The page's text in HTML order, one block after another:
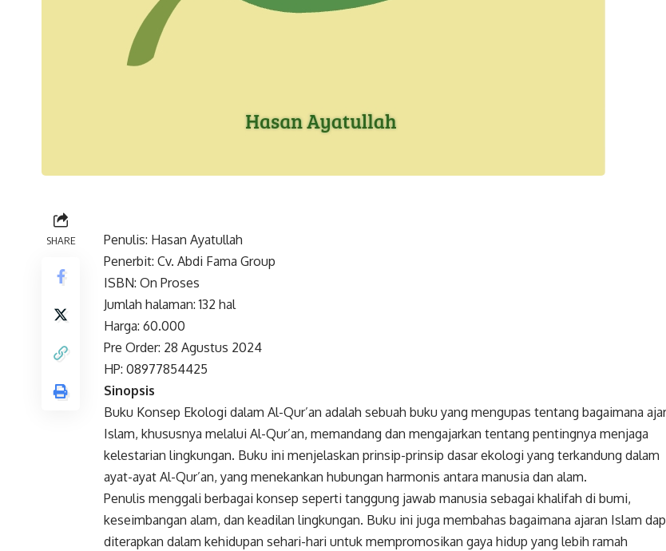
SHARE
Penulis: Hasan Ayatullah
Penerbit: Cv. Abdi Fama Group
ISBN: On Proses
Jumlah halaman: 132 hal
Harga: 60.000
Pre Order: 28 Agustus 2024
HP: 08977854425
Sinopsis
Buku Konsep Ekologi dalam Al-Qur’an adalah sebuah buku yang mengupas tentang bagaimana
Islam, khususnya melalui Al-Qur’an, memandang dan mengajarkan tentang pentingnya menjaga
kelestarian lingkungan. Buku ini menjelaskan prinsip-prinsip dasar ekologi yang terkandung dalam
ayat-ayat Al-Qur’an, yang menekankan hubungan harmonis antara manusia dan alam.
Penulis menggali berbagai konsep seperti tanggung jawab manusia sebagai khalifah di bumi,
keseimbangan alam, dan keadilan lingkungan. Buku ini juga membahas bagaimana ajaran Islam
diterapkan dalam kehidupan sehari-hari untuk mempromosikan gaya hidup yang lebih ramah